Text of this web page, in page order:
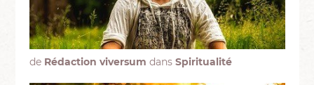
de Rédaction viversum dans Spiritualité